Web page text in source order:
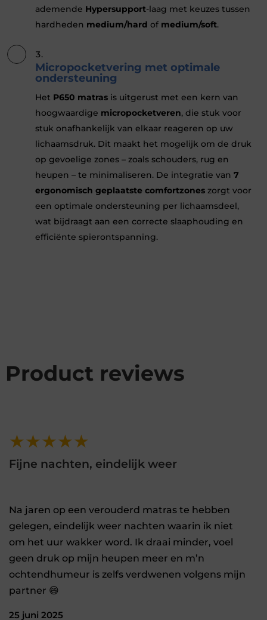
ademende Hypersupport-laag met keuzes tussen
hardheden medium/hard of medium/soft.
Micropocketvering met optimale
ondersteuning
Het P650 matrasis uitgerust met een kern van
hoogwaardige micropocketveren, die stuk voor
stuk onafhankelijk van elkaar reageren op uw
lichaamsdruk. Dit maakt het mogelijk om de druk
op gevoelige zones – zoals schouders, rug en
heupen – te minimaliseren. De integratie van 7
ergonomisch geplaatste comfortzoneszorgt voor
een optimale ondersteuning per lichaamsdeel,
wat bijdraagt aan een correcte slaaphouding en
efficiënte spierontspanning.
Product reviews
★★★★★
Fijne nachten, eindelijk weer
Na jaren op een verouderd matras te hebben
gelegen, eindelijk weer nachten waarin ik niet
om het uur wakker word. Ik draai minder, voel
geen druk op mijn heupen meer en m’n
ochtendhumeur is zelfs verdwenen volgens mijn
partner 😄
25 juni 2025